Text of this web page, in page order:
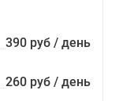
390 руб / день
260 руб / день